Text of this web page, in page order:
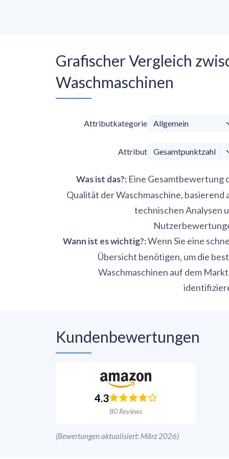
Grafischer Vergleich
Waschmaschinen
Attributkategorie
Attribut
Was ist das?: Eine Gesamtbewertung
Qualität der Waschmaschine, basierend
technischen Analysen
Wann ist es wichtig?: Wenn Sie eine
Übersicht benötigen, um die
Waschmaschinen auf dem
Kundenbewertungen
4.3
80 Reviews
(Bewertungen aktualisiert: März 2026)